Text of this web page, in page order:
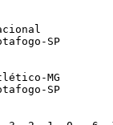
SP
MG
SP